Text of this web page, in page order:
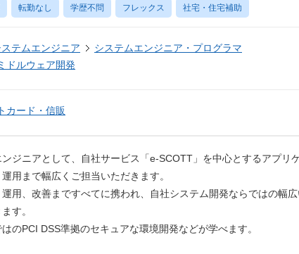
転勤なし 学歴不問 フレックス 社宅・住宅補助
テムエンジニア
システムエンジニア・プログラマ
ドルウェア開発
カード・信販
ジニアとして、自社サービス「e-SCOTT」を中心とするアプリ
用まで幅広くご担当いただきます。
用、改善まですべてに携われ、自社システム開発ならではの幅
す。
のPCI DSS準拠のセキュアな環境開発などが学べます。